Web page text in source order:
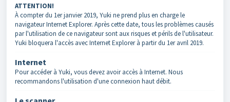
ATTENTION!
À compter du 1er janvier 2019, Yuki ne prend plus en charge le
navigateur Internet Explorer. Après cette date, tous les problèmes causés
par l'utilisation de ce navigateur sont aux risques et périls de l'utilisateur.
Yuki bloquera l'accès avec Internet Explorer à partir du 1er avril 2019.
Internet
Pour accéder à Yuki, vous devez avoir accès à Internet. Nous
recommandons l'utilisation d'une connexion haut débit.